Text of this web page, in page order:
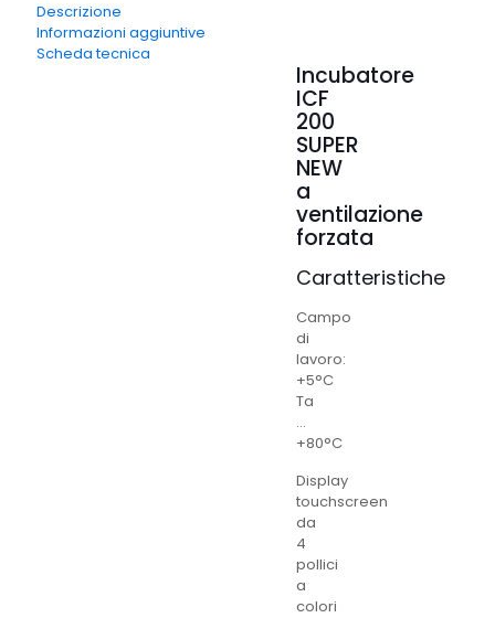
Descrizione
Informazioni aggiuntive
Scheda tecnica
Incubatore
ICF
200
SUPER
NEW
a
ventilazione
forzata
Caratteristiche
Campo
di
lavoro:
+5°C
Ta
…
+80°C
Display
touchscreen
da
4
pollici
a
colori